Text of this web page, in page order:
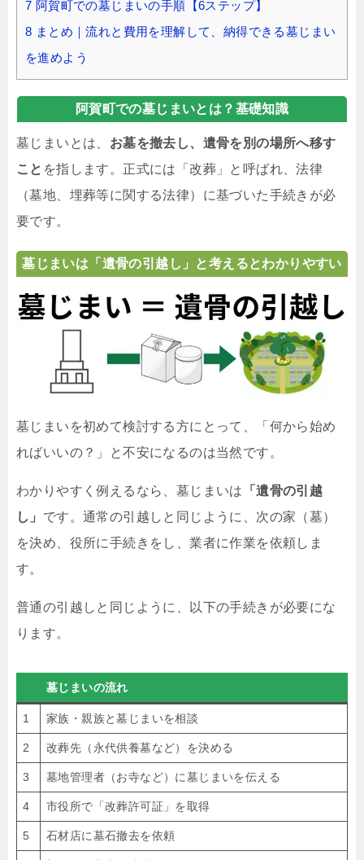
7 阿賀町での墓じまいの手順【6ステップ】
8 まとめ｜流れと費用を理解して、納得できる墓じまい
を進めよう
阿賀町での墓じまいとは？基礎知識
墓じまいとは、 お墓を撤去し、遺骨を別の場所へ移す
こと を指します。正式には「改葬」と呼ばれ、法律
（墓地、埋葬等に関する法律）に基づいた手続きが必
要です。
墓じまいは「遺骨の引越し」と考えるとわかりやすい
墓じまいを初めて検討する方にとって、「何から始め
ればいいの？」と不安になるのは当然です。
わかりやすく例えるなら、墓じまいは
「遺骨の引越
し」 です。通常の引越しと同じように、次の家（墓）
を決め、役所に手続きをし、業者に作業を依頼しま
す。
普通の引越しと同じように、以下の手続きが必要にな
ります。
墓じまいの流れ
1 家族・親族と墓じまいを相談
2 改葬先（永代供養墓など）を決める
3 墓地管理者（お寺など）に墓じまいを伝える
4 市役所で「改葬許可証」を取得
5 石材店に墓石撤去を依頼